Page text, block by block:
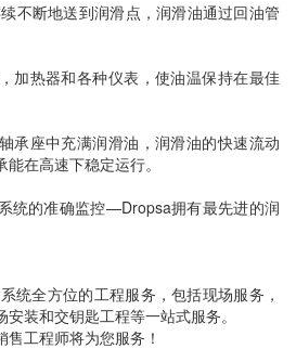
不断地送到润滑点，润滑油通过回油管
加热器和各种仪表，使油温保持在最佳
承座中充满润滑油，润滑油的快速流动
在高速下稳定运行。
统的准确监控—Dropsa拥有最先进的润
统全方位的工程服务，包括现场服务，
装和交钥匙工程等一站式服务。
工程师将为您服务！